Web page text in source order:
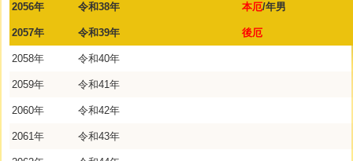
2056年 令和38年 本厄/年男
2057年 令和39年 後厄
2058年 令和40年
2059年 令和41年
2060年 令和42年
2061年 令和43年